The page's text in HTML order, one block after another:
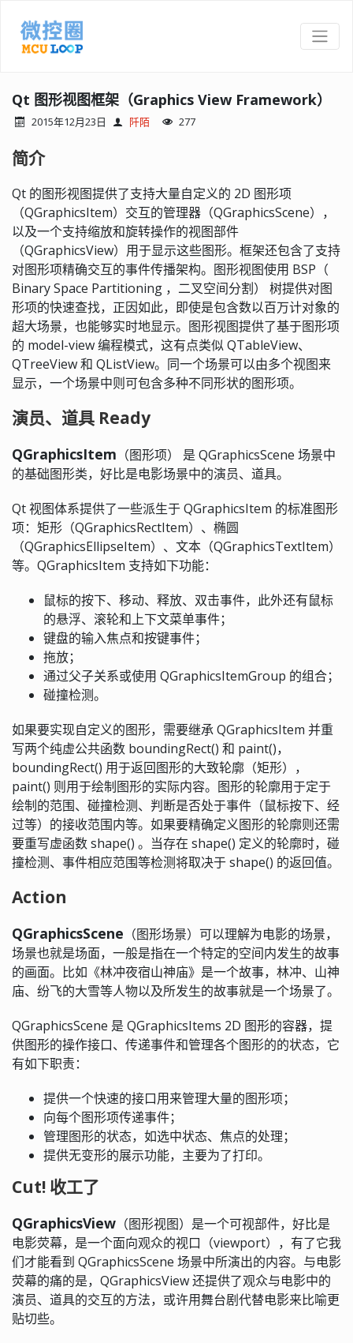
Qt 图形视图框架（Graphics View Framework）
2015年12月23日 阡陌 277
简介
Qt 的图形视图提供了支持大量自定义的 2D 图形项
（QGraphicsItem）交互的管理器（QGraphicsScene），
以及一个支持缩放和旋转操作的视图部件
（QGraphicsView）用于显示这些图形。框架还包含了支持
对图形项精确交互的事件传播架构。图形视图使用 BSP（
Binary Space Partitioning ，二叉空间分割） 树提供对图
形项的快速查找，正因如此，即使是包含数以百万计对象的
超大场景，也能够实时地显示。图形视图提供了基于图形项
的 model-view 编程模式，这有点类似 QTableView、
QTreeView 和 QListView。同一个场景可以由多个视图来
显示，一个场景中则可包含多种不同形状的图形项。
演员、道具 Ready
QGraphicsItem （图形项） 是 QGraphicsScene 场景中
的基础图形类，好比是电影场景中的演员、道具。
Qt 视图体系提供了一些派生于 QGraphicsItem 的标准图形
项：矩形（QGraphicsRectItem）、椭圆
（QGraphicsEllipseItem）、文本（QGraphicsTextItem）
等。QGraphicsItem 支持如下功能：
鼠标的按下、移动、释放、双击事件，此外还有鼠标
的悬浮、滚轮和上下文菜单事件；
键盘的输入焦点和按键事件；
拖放；
通过父子关系或使用 QGraphicsItemGroup 的组合；
碰撞检测。
如果要实现自定义的图形，需要继承 QGraphicsItem 并重
写两个纯虚公共函数 boundingRect() 和 paint()，
boundingRect() 用于返回图形的大致轮廓（矩形），
paint() 则用于绘制图形的实际内容。图形的轮廓用于定于
绘制的范围、碰撞检测、判断是否处于事件（鼠标按下、经
过等）的接收范围内等。如果要精确定义图形的轮廓则还需
要重写虚函数 shape() 。当存在 shape() 定义的轮廓时，碰
撞检测、事件相应范围等检测将取决于 shape() 的返回值。
Action
QGraphicsScene （图形场景）可以理解为电影的场景，
场景也就是场面，一般是指在一个特定的空间内发生的故事
的画面。比如《林冲夜宿山神庙》是一个故事，林冲、山神
庙、纷飞的大雪等人物以及所发生的故事就是一个场景了。
QGraphicsScene 是 QGraphicsItems 2D 图形的容器，提
供图形的操作接口、传递事件和管理各个图形的的状态，它
有如下职责：
提供一个快速的接口用来管理大量的图形项；
向每个图形项传递事件；
管理图形的状态，如选中状态、焦点的处理；
提供无变形的展示功能，主要为了打印。
Cut! 收工了
QGraphicsView （图形视图）是一个可视部件，好比是
电影荧幕，是一个面向观众的视口（viewport），有了它我
们才能看到 QGraphicsScene 场景中所演出的内容。与电影
荧幕的痛的是，QGraphicsView 还提供了观众与电影中的
演员、道具的交互的方法，或许用舞台剧代替电影来比喻更
贴切些。